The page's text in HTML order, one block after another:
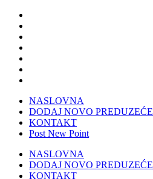
NASLOVNA
DODAJ NOVO PREDUZEĆE
KONTAKT
Post New Point
NASLOVNA
DODAJ NOVO PREDUZEĆE
KONTAKT